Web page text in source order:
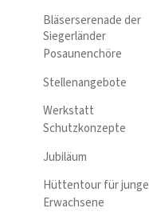
Bläserserenade der
Siegerländer
Posaunenchöre
Stellenangebote
Werkstatt
Schutzkonzepte
Jubiläum
Hüttentour für junge
Erwachsene